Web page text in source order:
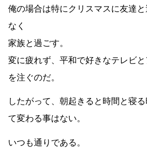
俺の場合は特にクリスマスに友達
なく
家族と過ごす。
変に疲れず、平和で好きなテレビ
を注ぐのだ。
したがって、朝起きると時間と寝
て変わる事はない。
いつも通りである。